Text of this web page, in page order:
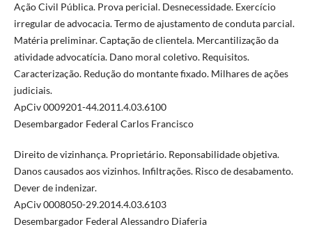
Ação Civil Pública. Prova pericial. Desnecessidade. Exercício
irregular de advocacia. Termo de ajustamento de conduta parcial.
Matéria preliminar. Captação de clientela. Mercantilização da
atividade advocatícia. Dano moral coletivo. Requisitos.
Caracterização. Redução do montante fixado. Milhares de ações
judiciais.
ApCiv 0009201-44.2011.4.03.6100
Desembargador Federal Carlos Francisco
Direito de vizinhança. Proprietário. Reponsabilidade objetiva.
Danos causados aos vizinhos. Infiltrações. Risco de desabamento.
Dever de indenizar.
ApCiv 0008050-29.2014.4.03.6103
Desembargador Federal Alessandro Diaferia